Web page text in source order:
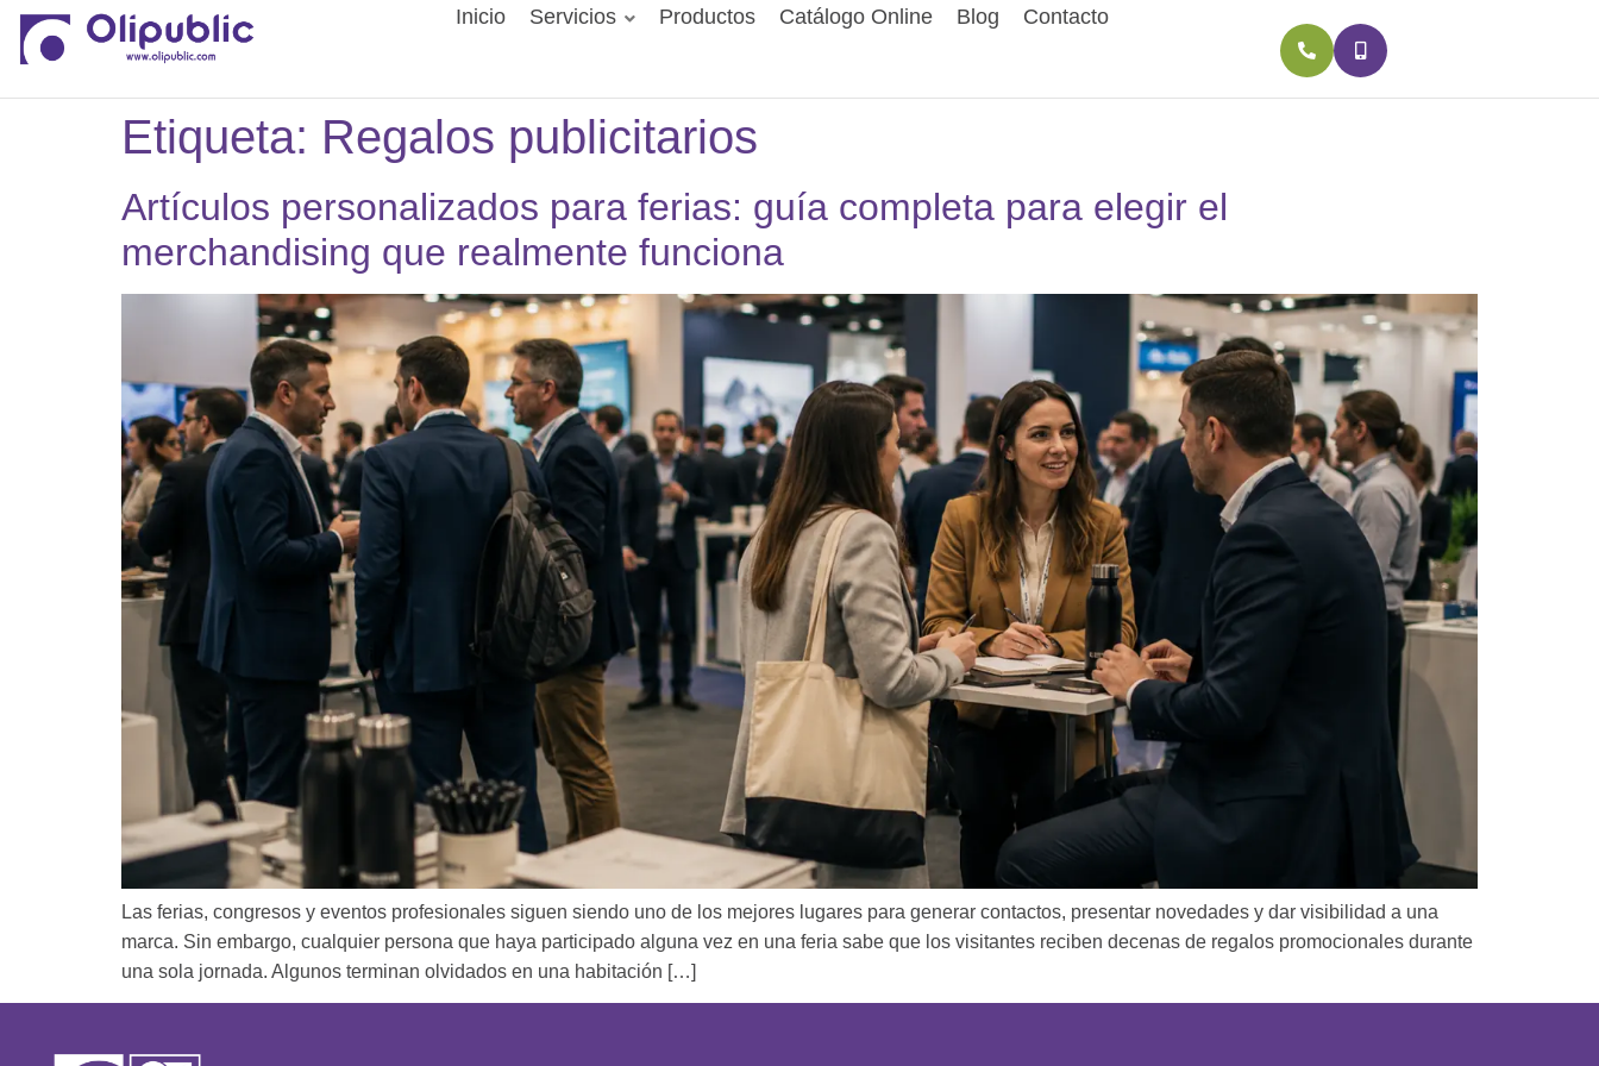
Inicio Servicios Productos Catálogo Online Blog Contacto
Etiqueta: Regalos publicitarios
Artículos personalizados para ferias: guía completa para elegir el
merchandising que realmente funciona
Las ferias, congresos y eventos profesionales siguen siendo uno de los mejores lugares para generar contactos, presentar novedades y dar visibilidad a una
marca. Sin embargo, cualquier persona que haya participado alguna vez en una feria sabe que los visitantes reciben decenas de regalos promocionales durante
una sola jornada. Algunos terminan olvidados en una habitación […]